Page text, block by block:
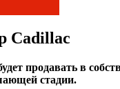
Cadillac
продавать в
стадии.